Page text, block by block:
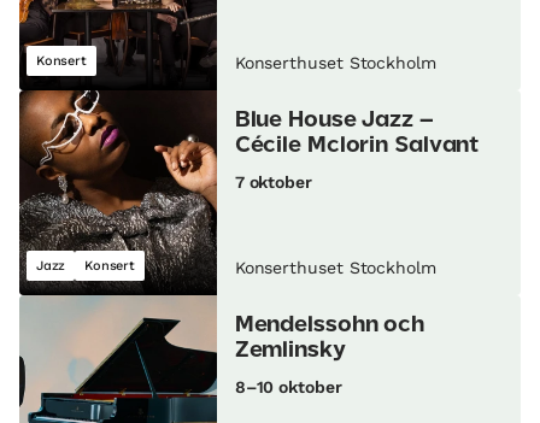
Konsert Konserthuset Stockholm
Jazz Konsert
Blue House Jazz –
Cécile Mclorin Salvant
7 oktober
Konserthuset Stockholm
Mendelssohn och
Zemlinsky
8–10 oktober